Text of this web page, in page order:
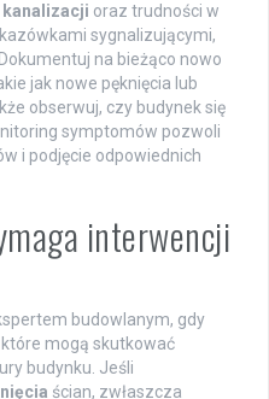
kanalizacji oraz trudności w
sygnalizującymi,
na bieżąco nowo
jak nowe pęknięcia lub
obserwuj, czy budynek się
symptomów pozwoli
i podjęcie odpowiednich
interwencji
budowlanym, gdy
które mogą skutkować
budynku. Jeśli
ścian, zwłaszcza